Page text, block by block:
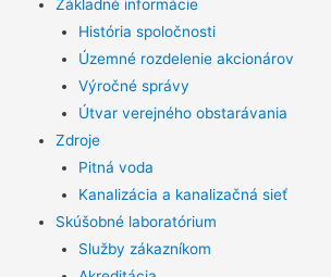
Základné informácie
História spoločnosti
Územné rozdelenie akcionárov
Výročné správy
Útvar verejného obstarávania
Zdroje
Pitná voda
Kanalizácia a kanalizačná sieť
Skúšobné laboratórium
Služby zákazníkom